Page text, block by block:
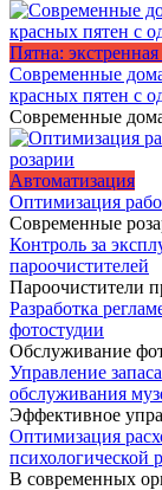
Пятна:
Современные
красных пятен с
Современные
Автоматизация
Оптимизация
Современные
Контроль за
пароочистителей
Пароочистители
Разработка
фотостудии
Обслуживание
Управление
обслуживания
Эффективное
Оптимизация
психологической
В современных